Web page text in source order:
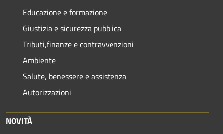
Educazione e formazione
Giustizia e sicurezza pubblica
Tributi,finanze e contravvenzioni
Ambiente
Salute, benessere e assistenza
Autorizzazioni
NOVITÀ